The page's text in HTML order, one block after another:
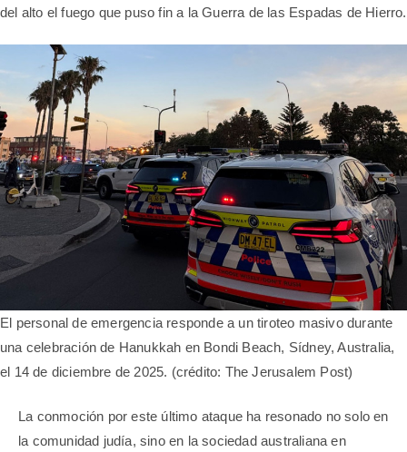
del alto el fuego que puso fin a la Guerra de las Espadas de Hierro.
El personal de emergencia responde a un tiroteo masivo durante
una celebración de Hanukkah en Bondi Beach, Sídney, Australia,
el 14 de diciembre de 2025. (crédito: The Jerusalem Post)
La conmoción por este último ataque ha resonado no solo en
la comunidad judía, sino en la sociedad australiana en